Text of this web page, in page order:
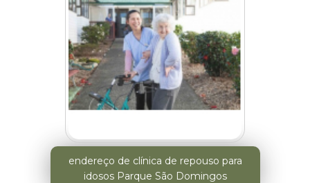
endereço de clínica de repouso para
idosos Parque São Domingos